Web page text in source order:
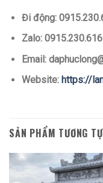
Đi động:
Zalo: 0915.230.616
Email:
Website: https://
SẢN PHẨM TƯƠNG TỰ